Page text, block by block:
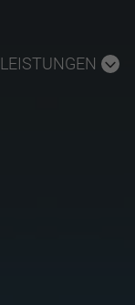
LEISTUNGEN